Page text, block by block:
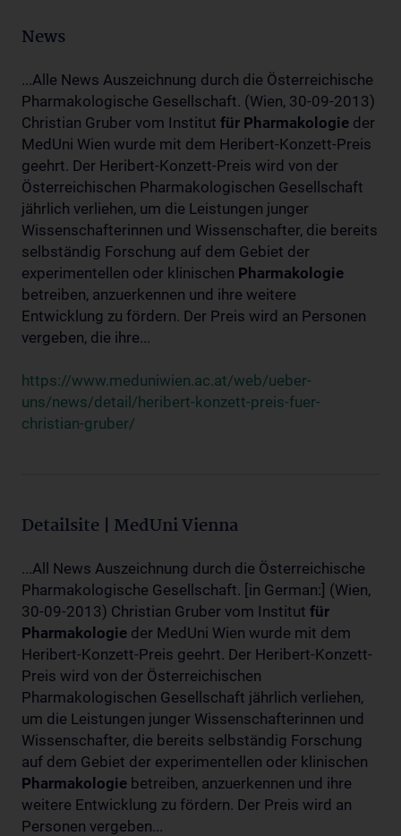
News
...Alle News Auszeichnung durch die Österreichische
Pharmakologische Gesellschaft. (Wien, 30-09-2013)
Christian Gruber vom Institut für Pharmakologie der
MedUni Wien wurde mit dem Heribert-Konzett-Preis
geehrt. Der Heribert-Konzett-Preis wird von der
Österreichischen Pharmakologischen Gesellschaft
jährlich verliehen, um die Leistungen junger
Wissenschafterinnen und Wissenschafter, die bereits
selbständig Forschung auf dem Gebiet der
experimentellen oder klinischen Pharmakologie
betreiben, anzuerkennen und ihre weitere
Entwicklung zu fördern. Der Preis wird an Personen
vergeben, die ihre...
https://www.meduniwien.ac.at/web/ueber-
uns/news/detail/heribert-konzett-preis-fuer-
christian-gruber/
Detailsite | MedUni Vienna
...All News Auszeichnung durch die Österreichische
Pharmakologische Gesellschaft. [in German:] (Wien,
30-09-2013) Christian Gruber vom Institut für
Pharmakologie der MedUni Wien wurde mit dem
Heribert-Konzett-Preis geehrt. Der Heribert-Konzett-
Preis wird von der Österreichischen
Pharmakologischen Gesellschaft jährlich verliehen,
um die Leistungen junger Wissenschafterinnen und
Wissenschafter, die bereits selbständig Forschung
auf dem Gebiet der experimentellen oder klinischen
Pharmakologie betreiben, anzuerkennen und ihre
weitere Entwicklung zu fördern. Der Preis wird an
Personen vergeben...